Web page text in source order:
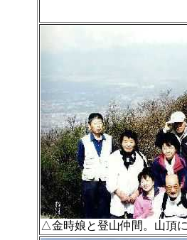
△金時娘と登山仲間。山